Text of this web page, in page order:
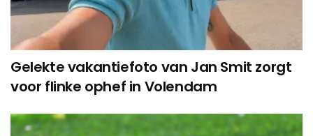
Gelekte vakantiefoto van Jan Smit zorgt
voor flinke ophef in Volendam